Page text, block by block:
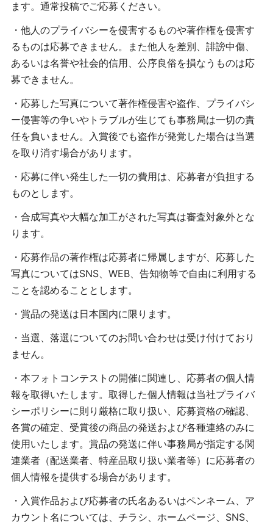
ます。通常投稿でご応募ください。
・他人のプライバシーを侵害するものや著作権を侵害す
るものは応募できません。また他人を差別、誹謗中傷、
あるいは名誉や社会的信用、公序良俗を損なうものは応
募できません。
・応募した写真について著作権侵害や盗作、プライバシ
ー侵害等の争いやトラブルが生じても事務局は一切の責
任を負いません。入賞後でも盗作が発覚した場合は当選
を取り消す場合があります。
・応募に伴い発生した一切の費用は、応募者が負担する
ものとします。
・合成写真や大幅な加工がされた写真は審査対象外とな
ります。
・応募作品の著作権は応募者に帰属しますが、応募した
写真についてはSNS、WEB、告知物等で自由に利用する
ことを認めることとします。
・賞品の発送は日本国内に限ります。
・当選、落選についてのお問い合わせは受け付けており
ません。
・本フォトコンテストの開催に関連し、応募者の個人情
報を取得いたします。取得した個人情報は当社プライバ
シーポリシーに則り厳格に取り扱い、応募資格の確認、
各賞の確定、受賞後の商品の発送および各種連絡のみに
使用いたします。賞品の発送に伴い事務局が指定する関
連業者（配送業者、特産品取り扱い業者等）に応募者の
個人情報を提供する場合があります。
・入賞作品および応募者の氏名あるいはペンネーム、ア
カウント名については、チラシ、ホームページ、SNS、